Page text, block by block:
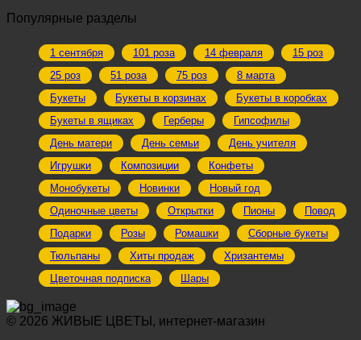
Популярные разделы
1 сентября 101 роза 14 февраля
15 роз
25 роз
51 роза 75 роз
8 марта
Букеты
Букеты в корзинах
Букеты в коробках
Букеты в ящиках
Герберы
Гипсофилы
День матери
День семьи
День учителя
Игрушки
Композиции
Конфеты
Монобукеты
Новинки
Новый год
Одиночные цветы
Открытки Пионы
Повод
Подарки
Розы Ромашки
Сборные букеты
Тюльпаны
Хиты продаж
Хризантемы
Цветочная подписка
Шары
© 2026 ЖИВЫЕ ЦВЕТЫ, интернет-магазин